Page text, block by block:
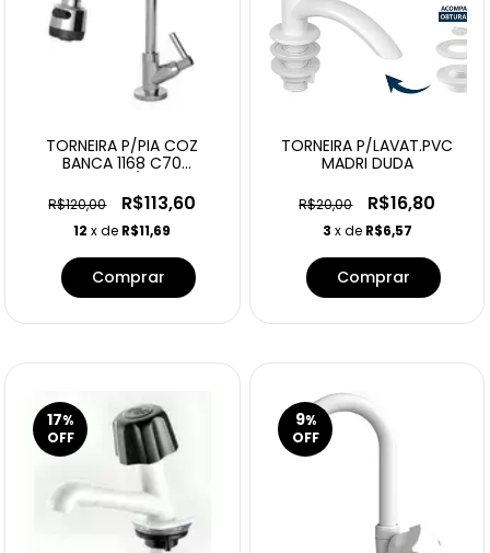
TORNEIRA P/PIA COZ
BANCA 1168 C70
R$120,00 R$113,60
12 x de R$11,69
TORNEIRA P/LAVAT.PVC
MADRI DUDA
R$20,00 R$16,80
3 x de R$6,57
17%
OFF
9%
OFF